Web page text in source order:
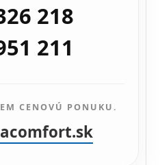
218
211
CENOVÚ PONUKU.